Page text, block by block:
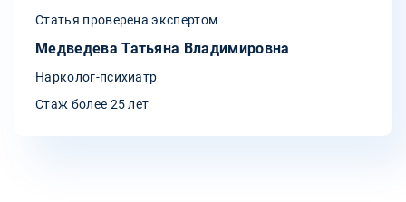
Статья проверена экспертом
Медведева Татьяна Владимировна
Нарколог-психиатр
Стаж более 25 лет